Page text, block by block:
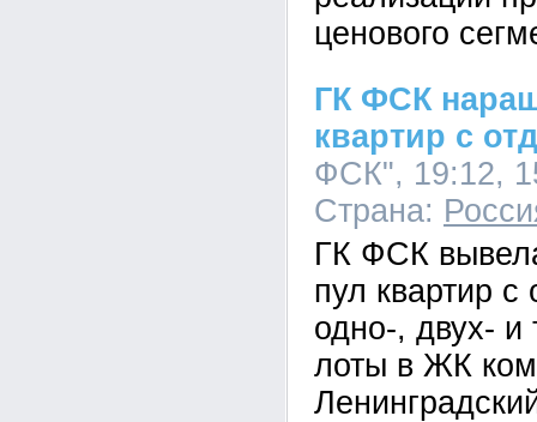
ценового
ГК ФСК
квартир с
ФСК", 19:12,
Страна:
ГК ФСК
пул квартир с
одно-, двух- и
лоты в ЖК